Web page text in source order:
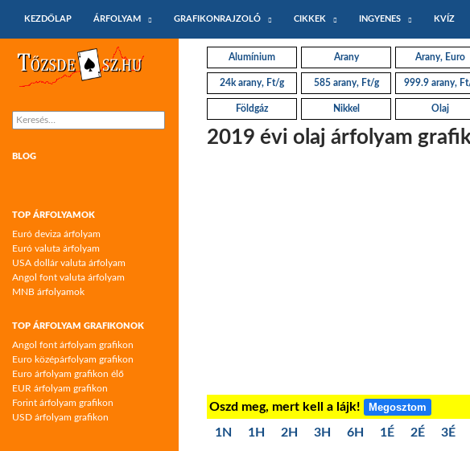
KEZDŐLAP
ÁRFOLYAM GRAFIKONRAJZOLÓ CIKKEK INGYENES KVÍZ
2019 évi olaj árfolyam
Oszd meg, mert kell a lájk! Megosztom
1N 1H 2H 3H 6H 1É 2É 3É
Alumínium Arany Arany, Euro
24k arany, Ft/g 585 arany, Ft/g 999.9 arany,
Földgáz Nikkel Olaj
Tőzsdeász.hu – árfolyamok és árfolyam
grafikonok
Keresés:
BLOG
TOP ÁRFOLYAMOK
Euró deviza árfolyam
Euró valuta árfolyam
USA dollár valuta árfolyam
Angol font valuta árfolyam
MNB árfolyamok
TOP ÁRFOLYAM GRAFIKONOK
Angol font árfolyam grafikon
Euro középárfolyam grafikon
Euro árfolyam grafikon élő
EUR árfolyam grafikon
Forint árfolyam grafikon
USD árfolyam grafikon